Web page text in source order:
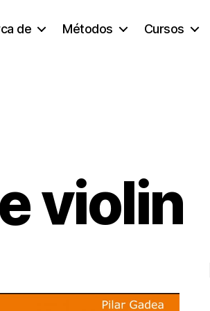
de Métodos Cursos
violin